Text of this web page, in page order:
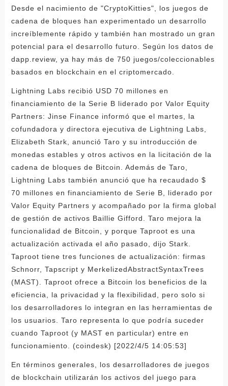
Desde el nacimiento de "CryptoKitties", los juegos de
cadena de bloques han experimentado un desarrollo
increíblemente rápido y también han mostrado un gran
potencial para el desarrollo futuro. Según los datos de
dapp.review, ya hay más de 750 juegos/coleccionables
basados ​​en blockchain en el criptomercado.
Lightning Labs recibió USD 70 millones en
financiamiento de la Serie B liderado por Valor Equity
Partners: Jinse Finance informó que el martes, la
cofundadora y directora ejecutiva de Lightning Labs,
Elizabeth Stark, anunció Taro y su introducción de
monedas estables y otros activos en la licitación de la
cadena de bloques de Bitcoin. Además de Taro,
Lightning Labs también anunció que ha recaudado $
70 millones en financiamiento de Serie B, liderado por
Valor Equity Partners y acompañado por la firma global
de gestión de activos Baillie Gifford. Taro mejora la
funcionalidad de Bitcoin, y porque Taproot es una
actualización activada el año pasado, dijo Stark.
Taproot tiene tres funciones de actualización: firmas
Schnorr, Tapscript y MerkelizedAbstractSyntaxTrees
(MAST). Taproot ofrece a Bitcoin los beneficios de la
eficiencia, la privacidad y la flexibilidad, pero solo si
los desarrolladores lo integran en las herramientas de
los usuarios. Taro representa lo que podría suceder
cuando Taproot (y MAST en particular) entre en
funcionamiento. (coindesk) [2022/4/5 14:05:53]
En términos generales, los desarrolladores de juegos
de blockchain utilizarán los activos del juego para